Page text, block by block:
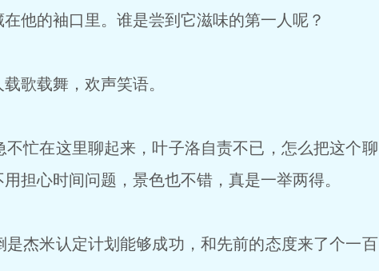
他的袖口里。谁是尝到它滋味的第一人呢？
歌载舞，欢声笑语。
忙在这里聊起来，叶子洛自责不已，怎么把这个聊
担心时间问题，景色也不错，真是一举两得。
杰米认定计划能够成功，和先前的态度来了个一百